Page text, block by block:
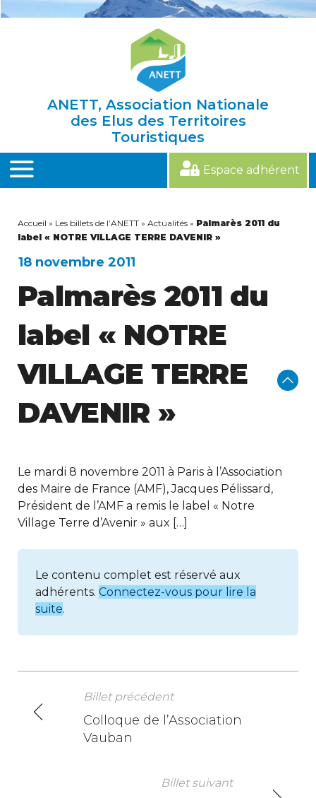
ANETT, Association Nationale
des Elus des Territoires
Touristiques
MENU
Espace adhérent
Accueil » Les billets de l’ANETT » Actualités » Palmarès 2011 du
label « NOTRE VILLAGE TERRE DAVENIR »
18 novembre 2011
Palmarès 2011 du
label « NOTRE
VILLAGE TERRE
DAVENIR »
Le mardi 8 novembre 2011 à Paris à l’Association
des Maire de France (AMF), Jacques Pélissard,
Président de l’AMF a remis le label « Notre
Village Terre d’Avenir » aux […]
Le contenu complet est réservé aux
adhérents. Connectez-vous pour lire la
suite.
N
Billet précédent
Colloque de l’Association
Vauban
Billet suivant